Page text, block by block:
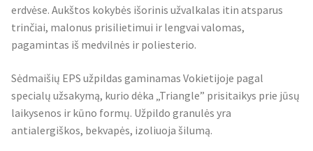
erdvėse. Aukštos kokybės išorinis užvalkalas itin atsparus
trinčiai, malonus prisilietimui ir lengvai valomas,
pagamintas iš medvilnės ir poliesterio.
Sėdmaišių EPS užpildas gaminamas Vokietijoje pagal
specialų užsakymą, kurio dėka „Triangle” prisitaikys prie jūsų
laikysenos ir kūno formų. Užpildo granulės yra
antialergiškos, bekvapės, izoliuoja šilumą.